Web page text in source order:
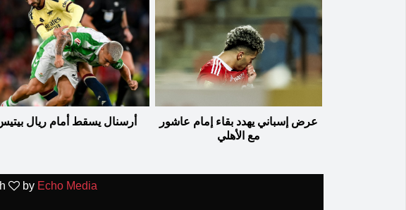
عرض إسباني يهدد بقاء إمام عاشور
مع الأهلي
أرسنال يسقط أمام ريال
by Echo Media